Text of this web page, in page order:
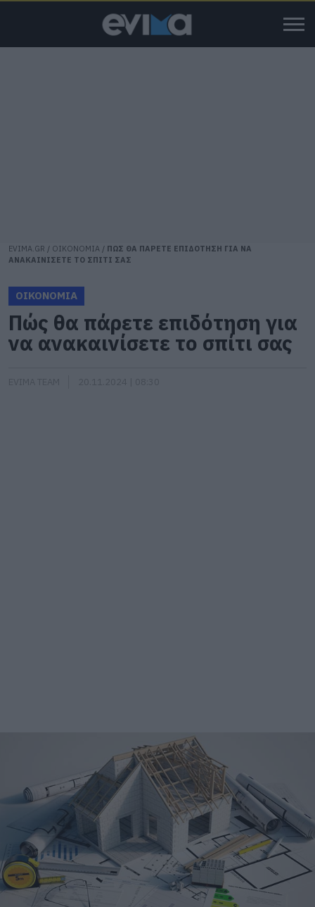
EVIMA.GR / ΟΙΚΟΝΟΜΙΑ / ΠΩΣ ΘΑ ΠΑΡΕΤΕ ΕΠΙΔΟΤΗΣΗ ΓΙΑ ΝΑ
ΑΝΑΚΑΙΝΙΣΕΤΕ ΤΟ ΣΠΙΤΙ ΣΑΣ
ΟΙΚΟΝΟΜΙΑ
Πώς θα πάρετε επιδότηση για
να ανακαινίσετε το σπίτι σας